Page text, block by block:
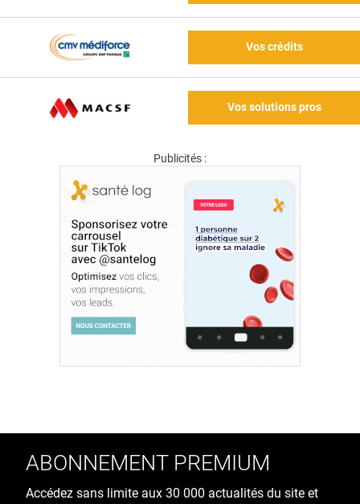
Vos crédits
Vos solutions pros
Publicités :
ABONNEMENT PREMIUM
Accédez sans limite aux 30 000 actualités du site et